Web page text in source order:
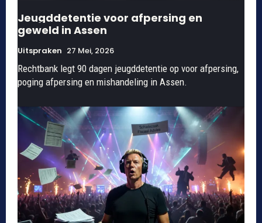
Jeugddetentie voor afpersing en
geweld in Assen
Uitspraken 27 Mei, 2026
Rechtbank legt 90 dagen jeugddetentie op voor afpersing,
poging afpersing en mishandeling in Assen.